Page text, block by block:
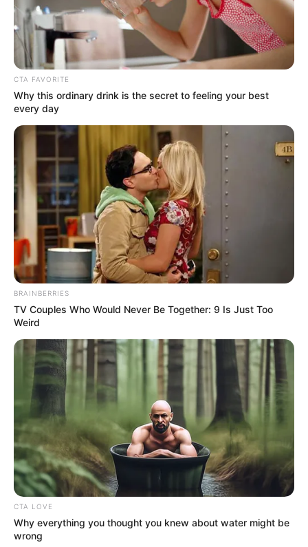
CTA FAVORITE
Why this ordinary drink is the secret to feeling your best
every day
BRAINBERRIES
TV Couples Who Would Never Be Together: 9 Is Just Too
Weird
CTA LOVE
Why everything you thought you knew about water might be
wrong